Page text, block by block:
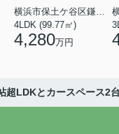
4LDK (99.77㎡)
4,280万円
超LDKとカースペース